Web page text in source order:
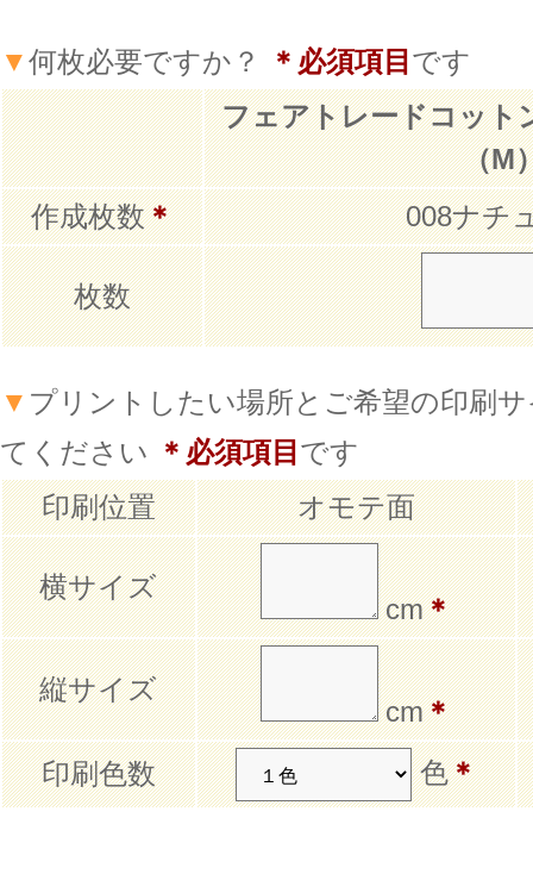
▼何枚必要ですか？ ＊必須項目 です
フェアトレードコット
（M
作成枚数＊ 008ナチ
枚数
▼ プリントしたい場所とご希望の印刷
てください ＊必須項目 です
印刷位置
オモテ面
横サイズ
cm＊
縦サイズ
cm＊
印刷色数
色＊